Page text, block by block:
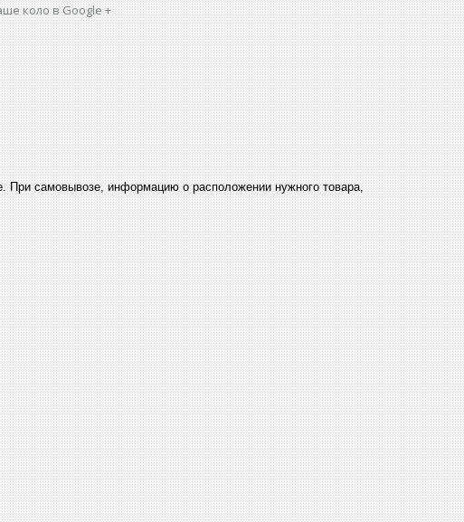
коло в Google +
При самовывозе, информацию о расположении нужного товара,